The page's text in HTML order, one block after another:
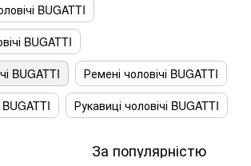
BUGATTI
BUGATTI
BUGATTI
Ремені чоловічі BUGATTI
Рукавиці чоловічі BUGATTI
За популярністю